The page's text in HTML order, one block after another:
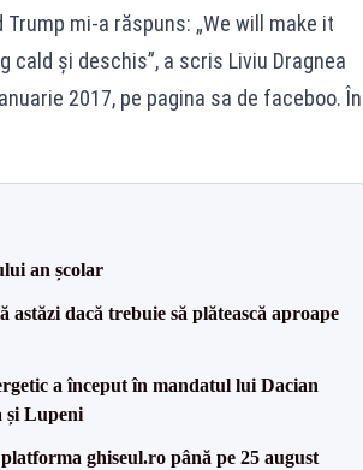
mi-a răspuns: „We will make it
cald și deschis”, a scris Liviu Dragnea
2017, pe pagina sa de faceboo. În
an școlar
dacă trebuie să plătească aproape
a început în mandatul lui Dacian
și Lupeni
ghiseul.ro până pe 25 august